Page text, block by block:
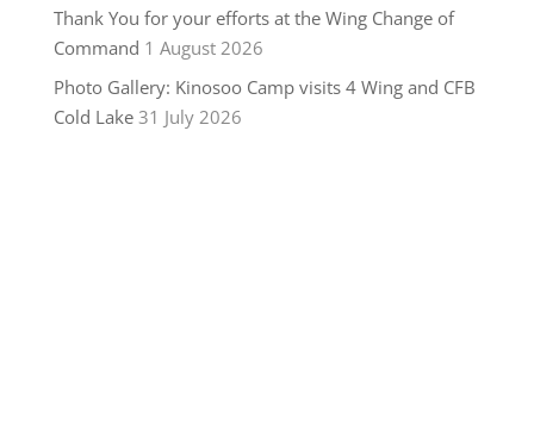
Thank You for your efforts at the Wing Change of
Command 1 August 2026
Photo Gallery: Kinosoo Camp visits 4 Wing and CFB
Cold Lake 31 July 2026